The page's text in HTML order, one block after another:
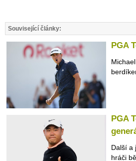
Související články:
PGA
PGA
Další a
hráči